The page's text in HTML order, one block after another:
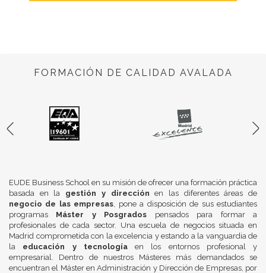
FORMACIÓN DE CALIDAD AVALADA
EUDE Business School en su misión de ofrecer una formación práctica
basada en la gestión y dirección en las diferentes áreas de
negocio de las empresas , pone a disposición de sus estudiantes
programas Máster y Posgrados pensados para formar a
profesionales de cada sector. Una escuela de negocios situada en
Madrid comprometida con la excelencia y estando a la vanguardia de
la educación y tecnologíaen los entornos profesional y
empresarial. Dentro de nuestros Másteres más demandados se
encuentran el Máster en Administración y Dirección de Empresas, por